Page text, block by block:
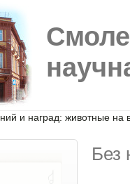
и наград: животные на
Без